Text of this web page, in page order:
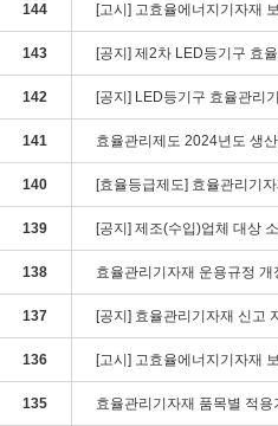
144 [고시] 고효율에너지기자재
143 [공지] 제2차 LED등기구 효
142 [공지] LED등기구 효율관리
141 효율관리제도 2024년도 생
140 [효율등급제도] 효율관리기
139 [공지] 제조(수입)업체 대상
138 효율관리기자재 운용규정 개
137 [공지] 효율관리기자재 신고
136 [고시] 고효율에너지기자재
135 효율관리기자재 품목별 적용